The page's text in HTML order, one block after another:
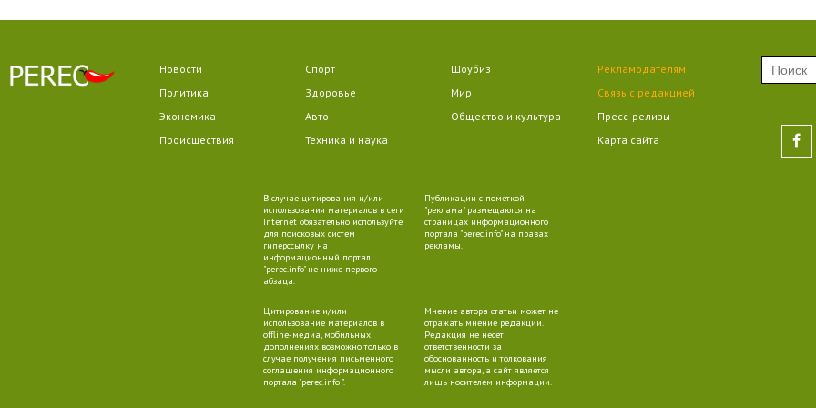
Новости Спорт
Шоубиз
Политика
Здоровье
Мир
Экономика
Авто
Общество и культура
Происшествия
Техника и наука
Рекламодателям
Связь с редакцией
Пресс-релизы
Карта сайта
В случае цитирования и/или
использования материалов в сети
Internet обязательно используйте
для поисковых систем
гиперссылку на
информационный портал
"perec.info" не ниже первого
абзаца.
Публикации с пометкой
"реклама" размещаются на
страницах информационного
портала "perec.info" на правах
рекламы.
Цитирование и/или
использование материалов в
offline-медиа, мобильных
дополнениях возможно только в
случае получения письменного
соглашения информационного
портала "perec.info ".
Мнение автора статьи может не
отражать мнение редакции.
Редакция не несет
ответственности за
обоснованность и толкования
мысли автора, а сайт является
лишь носителем информации.